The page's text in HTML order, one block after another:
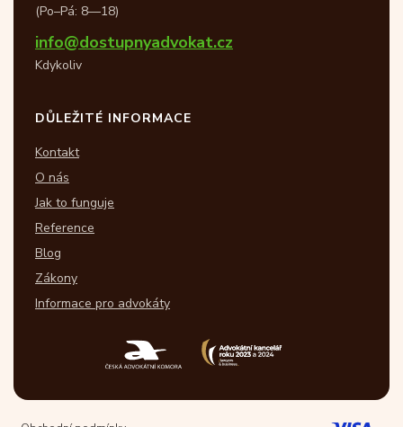
(Po–Pá: 8—18)
info@dostupnyadvokat.cz
Kdykoliv
DŮLEŽITÉ INFORMACE
Kontakt
O nás
Jak to funguje
Reference
Blog
Zákony
Informace pro advokáty